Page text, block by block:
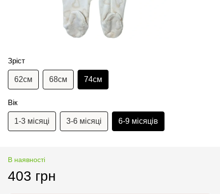
Зріст
62см 68см 74см
Вік
1-3 місяці 3-6 місяці 6-9 місяців
В наявності
403 грн